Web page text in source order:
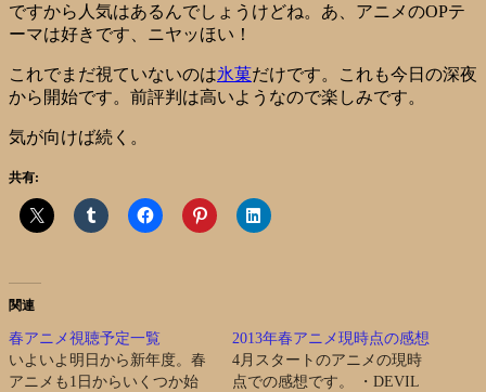
ですから人気はあるんでしょうけどね。あ、アニメのOPテ
ーマは好きです、ニヤッほい！
これでまだ視ていないのは氷菓だけです。これも今日の深夜
から開始です。前評判は高いようなので楽しみです。
気が向けば続く。
共有:
関連
春アニメ視聴予定一覧
いよいよ明日から新年度。春
アニメも1日からいくつか始
2013年春アニメ現時点の感想
4月スタートのアニメの現時
点での感想です。 ・DEVIL